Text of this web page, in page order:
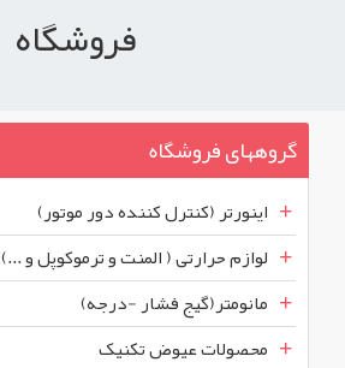
فروشگاه
گروههای فروشگاه
اینورتر (کنترل کننده دور موتور)
لوازم حرارتی ( المنت و ترموکوپل و ...)
مانومتر(گیج فشار -درجه)
محصولات عیوض تکنیک